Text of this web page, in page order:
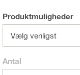
Produktmuligheder
Vælg venligst
Antal